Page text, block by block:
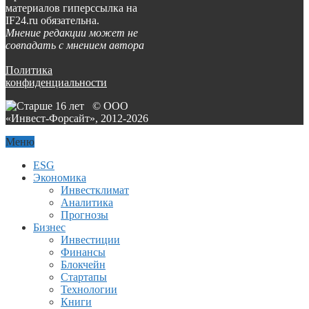
материалов гиперссылка на
IF24.ru обязательна.
Мнение редакции может не
совпадать с мнением автора
Политика
конфиденциальности
© ООО
«Инвест-Форсайт», 2012-2026
Меню
ESG
Экономика
Инвестклимат
Аналитика
Прогнозы
Бизнес
Инвестиции
Финансы
Блокчейн
Стартапы
Технологии
Книги